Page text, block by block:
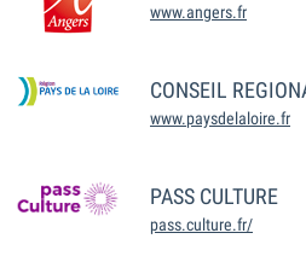
www.angers.fr
CONSEIL
www.paysdelaloire.fr
PASS CULTURE
pass.culture.fr/